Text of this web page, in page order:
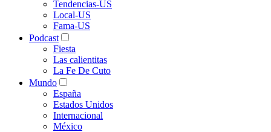
Tendencias-US
Local-US
Fama-US
Podcast
Fiesta
Las calientitas
La Fe De Cuto
Mundo
España
Estados Unidos
Internacional
México